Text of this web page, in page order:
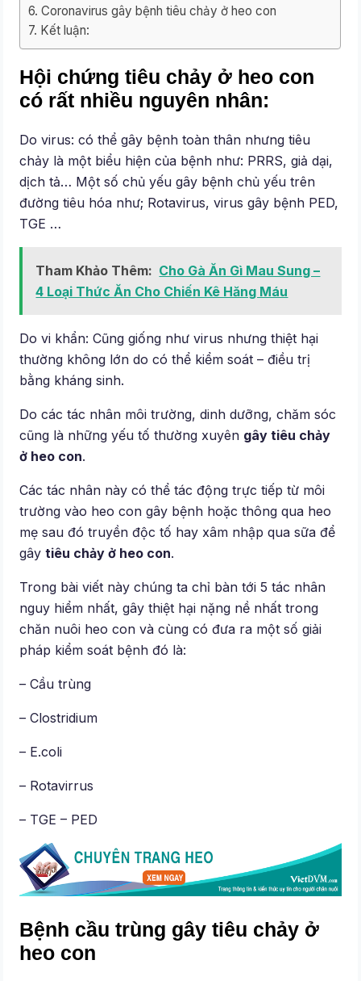
Coronavirus gây bệnh tiêu chảy ở heo con
Kết luận:
Hội chứng tiêu chảy ở heo con
có rất nhiều nguyên nhân:
Do virus: có thể gây bệnh toàn thân nhưng tiêu
chảy là một biểu hiện của bệnh như: PRRS, giả dại,
dịch tả… Một số chủ yếu gây bệnh chủ yếu trên
đường tiêu hóa như; Rotavirus, virus gây bệnh PED,
TGE …
Tham Khảo Thêm: Cho Gà Ăn Gì Mau Sung –
4 Loại Thức Ăn Cho Chiến Kê Hăng Máu
Do vi khẩn: Cũng giống như virus nhưng thiệt hại
thường không lớn do có thể kiểm soát – điều trị
bằng kháng sinh.
Do các tác nhân môi trường, dinh dưỡng, chăm sóc
cũng là những yếu tố thường xuyên gây tiêu chảy
ở heo con.
Các tác nhân này có thể tác động trực tiếp từ môi
trường vào heo con gây bệnh hoặc thông qua heo
mẹ sau đó truyền độc tố hay xâm nhập qua sữa để
gâytiêu chảy ở heo con.
Trong bài viết này chúng ta chỉ bàn tới 5 tác nhân
nguy hiểm nhất, gây thiệt hại nặng nề nhất trong
chăn nuôi heo con và cùng có đưa ra một số giải
pháp kiểm soát bệnh đó là:
– Cầu trùng
– Clostridium
– E.coli
– Rotavirrus
– TGE – PED
Bệnh cầu trùng gây tiêu chảy ở
heo con